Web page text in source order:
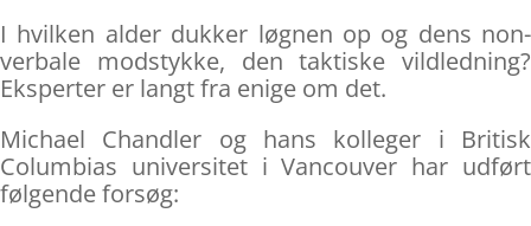
I hvilken alder dukker løgnen op og dens non-
verbale modstykke, den taktiske vildledning?
Eksperter er langt fra enige om det.
Michael Chandler og hans kolleger i Britisk
Columbias universitet i Vancouver har udført
følgende forsøg: